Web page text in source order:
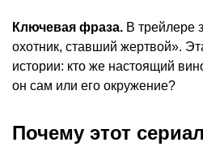
Ключевая фраза. В трейлере
охотник, ставший жертвой».
истории: кто же настоящий
он сам или его окружение?
Почему этот